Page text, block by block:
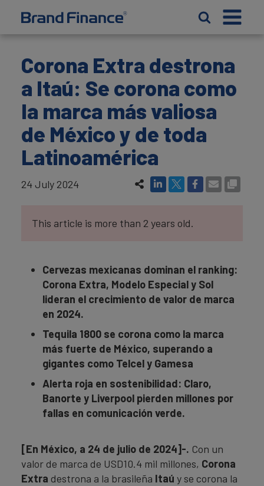
Corona Extra destrona
a Itaú: Se corona como
la marca más valiosa
de México y de toda
Latinoamérica
24 July 2024
This article is more than 2 years old.
Cervezas mexicanas dominan el ranking:
Corona Extra, Modelo Especial y Sol
lideran el crecimiento de valor de marca
en 2024.
Tequila 1800 se corona como la marca
más fuerte de México, superando a
gigantes como Telcel y Gamesa
Alerta roja en sostenibilidad: Claro,
Banorte y Liverpool pierden millones por
fallas en comunicación verde.
[En México, a 24 de julio de 2024]-. Con un
valor de marca de USD10.4 mil millones, Corona
Extra destrona a la brasileña Itaú y se corona la